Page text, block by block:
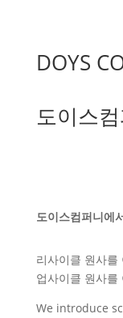
DOYS
도이스
도이스컴퍼니에
리사이클 원사를
업사이클 원사를
We introduce